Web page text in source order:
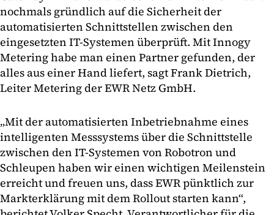
nochmals gründlich auf die Sicherheit der
automatisierten Schnittstellen zwischen den
eingesetzten IT-Systemen überprüft. Mit Innogy
Metering habe man einen Partner gefunden, der
alles aus einer Hand liefert, sagt Frank Dietrich,
Leiter Metering der EWR Netz GmbH.
„Mit der automatisierten Inbetriebnahme eines
intelligenten Messsystems über die Schnittstelle
zwischen den IT-Systemen von Robotron und
Schleupen haben wir einen wichtigen Meilenstein
erreicht und freuen uns, dass EWR pünktlich zur
Markterklärung mit dem Rollout starten kann“,